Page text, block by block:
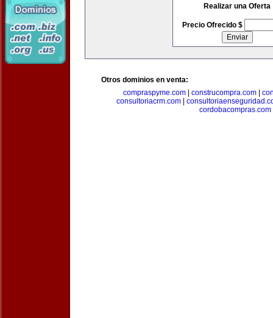
Realizar una Oferta
Precio Ofrecido $
Otros dominios en venta:
compraspyme.com
construcompra.com
consultoriacrm.com|
cordobacompras.com